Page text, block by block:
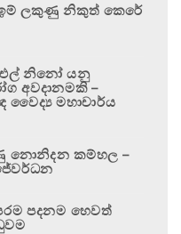
ලකුණු නිකුත් කෙරේ
එල් නිනෝ යනු
අවදානමකි –
වෛද්‍ය මහාචාර්ය
නොනිදන කම්හල –
පදනම හෙවත්